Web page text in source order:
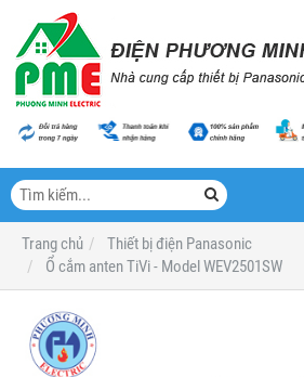
Trang chủ
Thiết bị điện Panasonic
Ổ cắm anten TiVi - Model WEV2501SW